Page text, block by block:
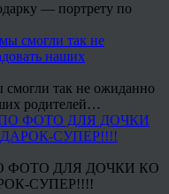
— портрету по
смогли так не ожиданно
родителей…
ФОТО ДЛЯ ДОЧКИ КО
СУПЕР!!!!